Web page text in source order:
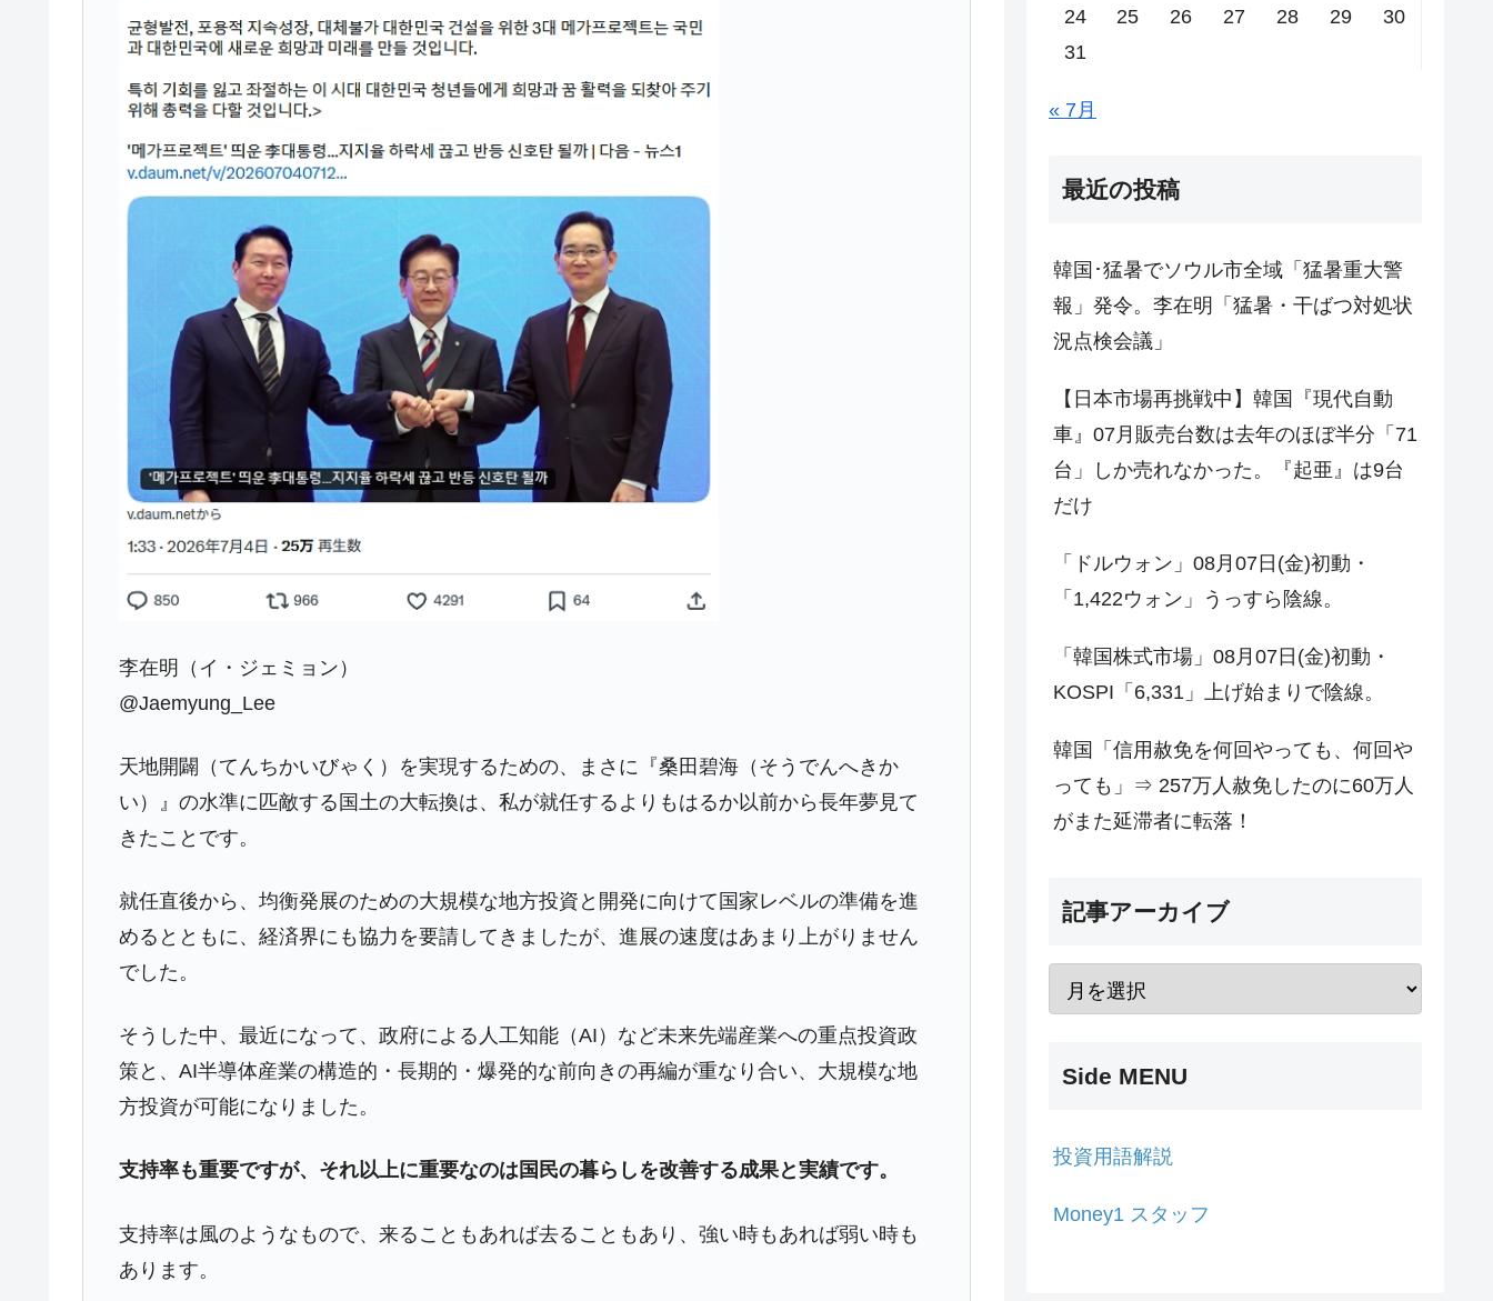
『Money1』 韓国ボンクラ政策室長･金容範、株価暴落に他人事のような発言。
『Money1』 韓国半導体『SKハイニックス』2026年2Qの業績「史上最高益」当期純利益は前年同期比13.4倍に。
『Money1』 韓国･加徳島新国際空港「またも暗礁」の危機 ⇒ 10.7兆では損が出るからできない。
『Money1』
【速報】韓国株式市場の暴落・本日07月29日(水)もサイドカー・サーキットブレイカーの二段コンボ
発動！
『Money1』 IT産業は人を雇用する効果は低い。全産業の半分未満しか雇用を生まない
韓国「株式市場が賭博場のように変質したのは政界の責任だ」
日本の誇る海洋資源調査船『白嶺』は先進技術の塊！
夏の甲子園、優勝校を最も多く輩出している都道府県とは？
今話題の「楽天ライオンズ」とは？
奇跡の毛色「白毛馬」とは？
全て勝つといくら？ 競馬GI競走で勝利騎手がもらえる賞金とは？
Fact1 平成仮面ライダーの意外すぎるモチーフとは？
Fact1 発表から2日で大崩壊、鳴かず飛ばずに終わりそうなスーパーリーグとは？
Fact1 日本人マスターズ挑戦の歴史。松山以前に最高位だった選手とは？
甲子園通算本塁打、最多の清原に次いで多く打っている意外な選手とは？
Fact1 セレクトセールの高額取引馬が稼いだ金額とは？
李在明（イ・ジェミョン）
@Jaemyung_Lee
天地開闢（てんちかいびゃく）を実現するための、まさに『桑田碧海（そうでんへきか
い）』の水準に匹敵する国土の大転換は、私が就任するよりもはるか以前から長年夢見て
きたことです。
就任直後から、均衡発展のための大規模な地方投資と開発に向けて国家レベルの準備を進
めるとともに、経済界にも協力を要請してきましたが、進展の速度はあまり上がりません
でした。
そうした中、最近になって、政府による人工知能（AI）など未来先端産業への重点投資政
策と、AI半導体産業の構造的・長期的・爆発的な前向きの再編が重なり合い、大規模な地
方投資が可能になりました。
支持率も重要ですが、それ以上に重要なのは国民の暮らしを改善する成果と実績です。
支持率は風のようなもので、来ることもあれば去ることもあり、強い時もあれば弱い時も
あります。
24
25 26 27 28 29
30
31
« 7月
最近の投稿
韓国･猛暑でソウル市全域「猛暑重大警
報」発令。李在明「猛暑・干ばつ対処状
況点検会議」
【日本市場再挑戦中】韓国『現代自動
車』07月販売台数は去年のほぼ半分「71
台」しか売れなかった。『起亜』は9台
だけ
「ドルウォン」08月07日(金)初動・
「1,422ウォン」うっすら陰線。
「韓国株式市場」08月07日(金)初動・
KOSPI「6,331」上げ始まりで陰線。
韓国「信用赦免を何回やっても、何回や
っても」⇒ 257万人赦免したのに60万人
がまた延滞者に転落！
記事アーカイブ
Side MENU
投資用語解説
Money1 スタッフ